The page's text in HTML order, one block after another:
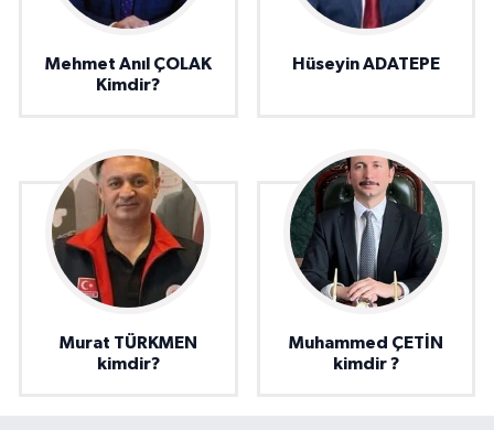
Mehmet Anıl ÇOLAK
Kimdir?
Hüseyin ADATEPE
Murat TÜRKMEN
kimdir?
Muhammed ÇETİN
kimdir ?